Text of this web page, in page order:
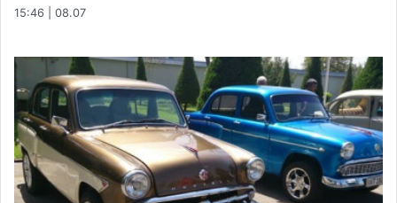
15:46 | 08.07